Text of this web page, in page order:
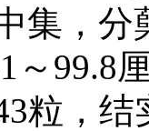
集，
～99.8
粒，